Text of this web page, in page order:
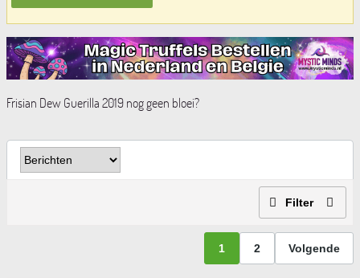
Frisian Dew Guerilla 2019 nog geen bloei?
Filter
1 2 Volgende